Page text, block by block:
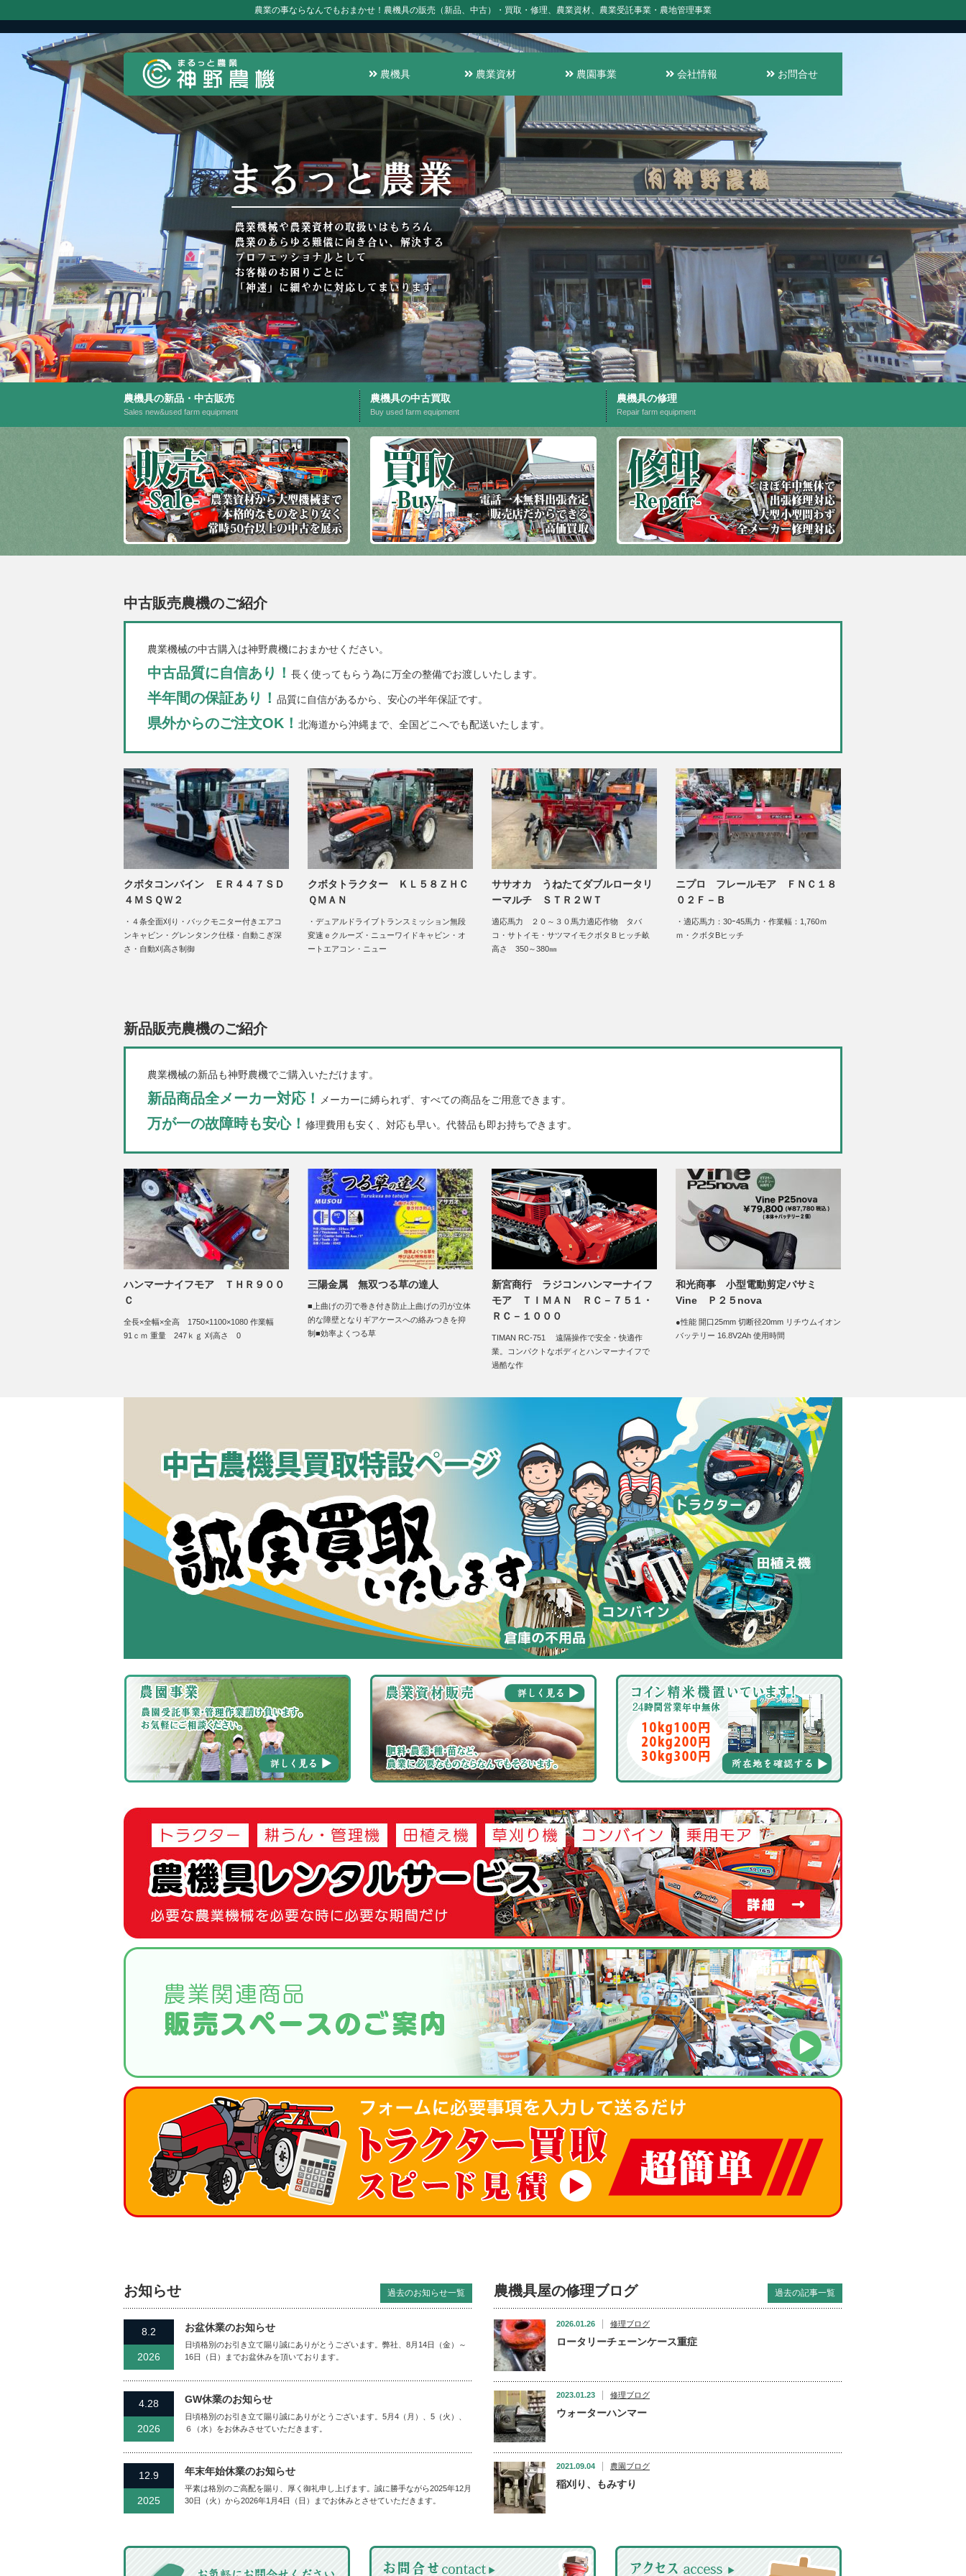
農業の事ならなんでもおまかせ！農機具の販売（新品、中古）・買取・修理、農業資材、農業受託事業・農地管理事業
農機具 農業資材 農園事業 会社情報 お問合せ
農機具の新品・中古販売
Sales new&used farm equipment
農機具の中古買取
Buy used farm equipment
農機具の修理
Repair farm equipment
中古販売農機のご紹介
農業機械の中古購入は神野農機におまかせください。
中古品質に自信あり！ 長く使ってもらう為に万全の整備でお渡しいたします。
半年間の保証あり！ 品質に自信があるから、安心の半年保証です。
県外からのご注文OK！ 北海道から沖縄まで、全国どこへでも配送いたします。
クボタコンバイン ＥＲ４４７ＳＤ
４ＭＳＱＷ２
・４条全面刈り・バックモニター付きエアコ
ンキャビン・グレンタンク仕様・自動こぎ深
さ・自動刈高さ制御
クボタトラクター ＫＬ５８ＺＨＣ
ＱＭＡＮ
・デュアルドライブトランスミッション無段
変速ｅクルーズ・ニューワイドキャビン・オ
ートエアコン・ニュー
ササオカ うねたてダブルロータリ
ーマルチ ＳＴＲ２ＷＴ
適応馬力 ２０～３０馬力適応作物 タバ
コ・サトイモ・サツマイモクボタＢヒッチ畝
高さ 350～380㎜
ニプロ フレールモア ＦＮＣ１８
０２Ｆ－Ｂ
・適応馬力：30ｰ45馬力・作業幅：1,760ｍ
ｍ・クボタBヒッチ
新品販売農機のご紹介
農業機械の新品も神野農機でご購入いただけます。
新品商品全メーカー対応！ メーカーに縛られず、すべての商品をご用意できます。
万が一の故障時も安心！ 修理費用も安く、対応も早い。代替品も即お持ちできます。
ハンマーナイフモア ＴＨＲ９００
Ｃ
全長×全幅×全高 1750×1100×1080 作業幅
91ｃｍ 重量 247ｋｇ 刈高さ 0
三陽金属 無双つる草の達人
■上曲げの刃で巻き付き防止上曲げの刃が立体
的な障壁となりギアケースへの絡みつきを抑
制■効率よくつる草
新宮商行 ラジコンハンマーナイフ
モア ＴＩＭＡＮ ＲＣ－７５１・
ＲＣ－１０００
TIMAN RC-751 遠隔操作で安全・快適作
業。コンパクトなボディとハンマーナイフで
過酷な作
和光商事 小型電動剪定バサミ
Vine Ｐ２５nova
●性能 開口25mm 切断径20mm リチウムイオン
バッテリー 16.8V2Ah 使用時間
お知らせ
8.2
2026
お盆休業のお知らせ
日頃格別のお引き立て賜り誠にありがとうございます。弊社、8月14日（金）～
16日（日）までお盆休みを頂いております。
4.28
2026
GW休業のお知らせ
日頃格別のお引き立て賜り誠にありがとうございます。5月4（月）、5（火）、
６（水）をお休みさせていただきます。
12.9
2025
年末年始休業のお知らせ
平素は格別のご高配を賜り、厚く御礼申し上げます。誠に勝手ながら2025年12月
30日（火）から2026年1月4日（日）までお休みとさせていただきます。
過去のお知らせ一覧 農機具屋の修理ブログ
2026.01.26 修理ブログ
ロータリーチェーンケース重症
2023.01.23 修理ブログ
ウォーターハンマー
2021.09.04 農園ブログ
稲刈り、もみすり
過去の記事一覧